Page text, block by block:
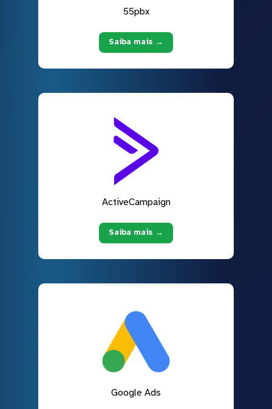
55pbx
Saiba mais →
ActiveCampaign
Saiba mais →
Google Ads